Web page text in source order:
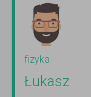
fizyka
Łukasz